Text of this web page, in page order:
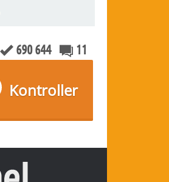
690 644 11
Kontroller